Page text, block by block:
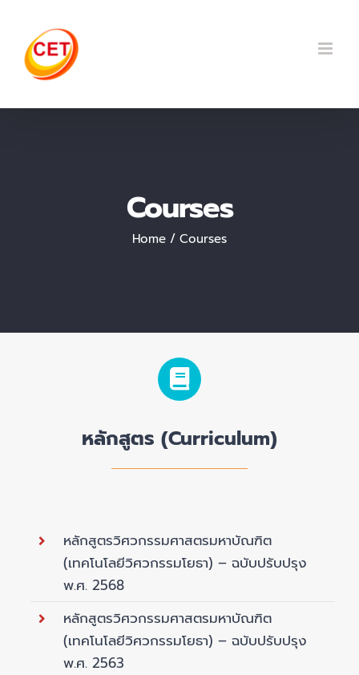
content
Courses
Home Courses
หลักสูตร (Curriculum)
หลักสูตรวิศวกรรมศาสตรมหาบัณฑิต
(เทคโนโลยีวิศวกรรมโยธา) – ฉบับปรับปรุง
พ.ศ. 2568
หลักสูตรวิศวกรรมศาสตรมหาบัณฑิต
(เทคโนโลยีวิศวกรรมโยธา) – ฉบับปรับปรุง
พ.ศ. 2563